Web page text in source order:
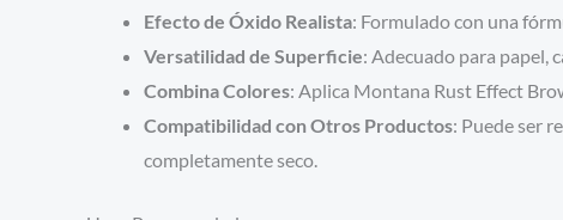
Efecto de Óxido Realista: Formulado con una
Versatilidad de Superficie: Adecuado para papel,
Combina Colores: Aplica Montana Rust Effect
Compatibilidad con Otros Productos: Puede ser
completamente seco.